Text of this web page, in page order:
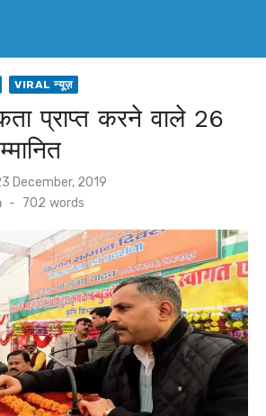
VIRAL न्यूज़
प्राप्त करने वाले 26
December, 2019
- 702 words